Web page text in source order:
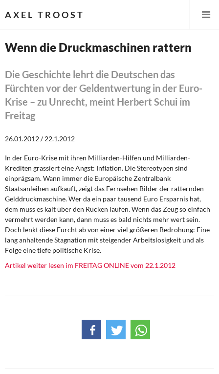
AXEL TROOST
Themen
Leitlinien linker Wirtschafts- und Finanzpolitik
Wirtschaftspolitik
Steuer- und Finanzpolitik
Öffentliche Infrastruktur und Daseinsvorsorge
Eurokrise und Griechenland
DIE LINKE
Weitere Themen
Memo-Gruppe
Institut Solidarische Moderne
Rosa-Luxemburg-Stiftung
Kontakt
Wenn die Druckmaschinen rattern
Die Geschichte lehrt die Deutschen das
Fürchten vor der Geldentwertung in der Euro-
Krise – zu Unrecht, meint Herbert Schui im
Freitag
26.01.2012 / 22.1.2012
In der Euro-Krise mit ihren Milliarden-Hilfen und Milliarden-
Krediten grassiert eine Angst: Inflation. Die Stereotypen sind
einprägsam. Wann immer die Europäische Zentralbank
Staatsanleihen aufkauft, zeigt das Fernsehen Bilder der ratternden
Gelddruckmaschine. Wer da ein paar tausend Euro Ersparnis hat,
dem muss es kalt über den Rücken laufen. Wenn das Zeug so einfach
vermehrt werden kann, dann muss es bald nichts mehr wert sein.
Doch lenkt diese Furcht ab von einer viel größeren Bedrohung: Eine
lang anhaltende Stagnation mit steigender Arbeitslosigkeit und als
Folge eine tiefe politische Krise.
Artikel weiter lesen im FREITAG ONLINE vom 22.1.2012